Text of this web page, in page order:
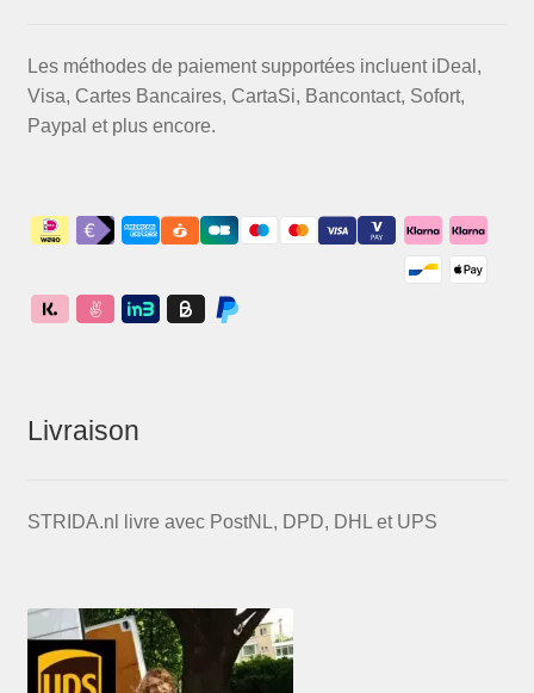
Les méthodes de paiement supportées incluent iDeal,
Visa, Cartes Bancaires, CartaSi, Bancontact, Sofort,
Paypal et plus encore.
Livraison
STRIDA.nl livre avec PostNL, DPD, DHL et UPS